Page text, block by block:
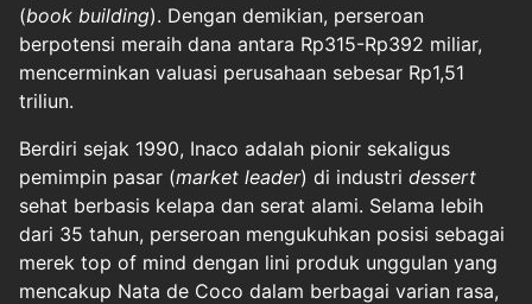
(book building). Dengan demikian, perseroan
berpotensi meraih dana antara Rp315-Rp392 miliar,
mencerminkan valuasi perusahaan sebesar Rp1,51
triliun.
Berdiri sejak 1990, Inaco adalah pionir sekaligus
pemimpin pasar (market leader) di industri dessert
sehat berbasis kelapa dan serat alami. Selama lebih
dari 35 tahun, perseroan mengukuhkan posisi sebagai
merek top of mind dengan lini produk unggulan yang
mencakup Nata de Coco dalam berbagai varian rasa,